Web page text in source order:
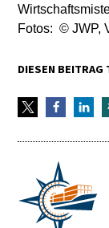
Fotos: ©
DIESEN BEITRAG